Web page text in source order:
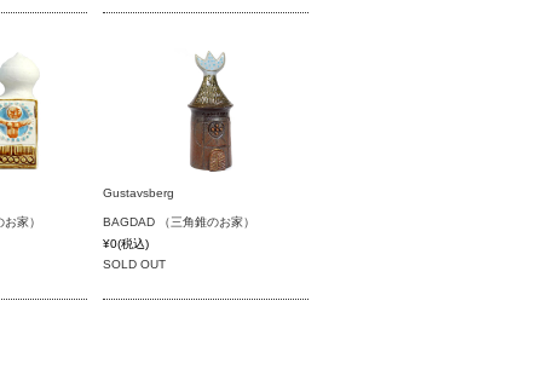
家）
Gustavsberg
BAGDAD （三角錐のお家）
¥0(税込)
SOLD OUT